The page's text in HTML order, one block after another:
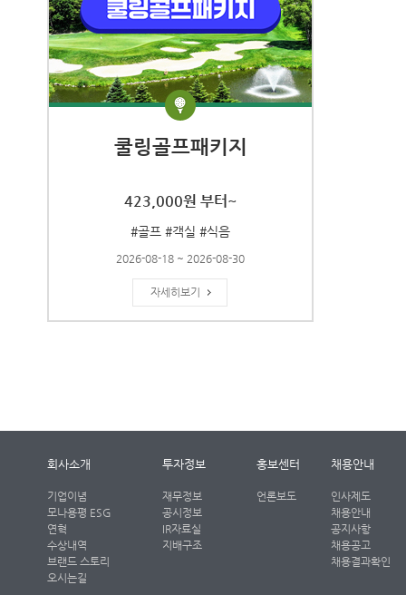
쿨링골프패키지
423,000원 부터~
#골프 #객실 #식음
2026-08-18 ~ 2026-08-30
자세히보기
회사소개
기업이념
모나용평 ESG
연혁
수상내역
브랜드 스토리
오시는길
투자정보
재무정보
공시정보
IR자료실
지배구조
홍보센터
언론보도
채용안내
인사제도
채용안내
공지사항
채용공고
채용결과확인